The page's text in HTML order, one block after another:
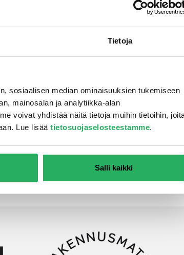
Tietoja
sosiaalisen median ominaisuuksien tukemiseen
mainosalan ja analytiikka-alan
voivat yhdistää näitä tietoja muihin tietoihin,
Lue lisää tietosuojaselosteestamme.
Salli kaikki
myös KEIM iPor sekä Mycal-CS